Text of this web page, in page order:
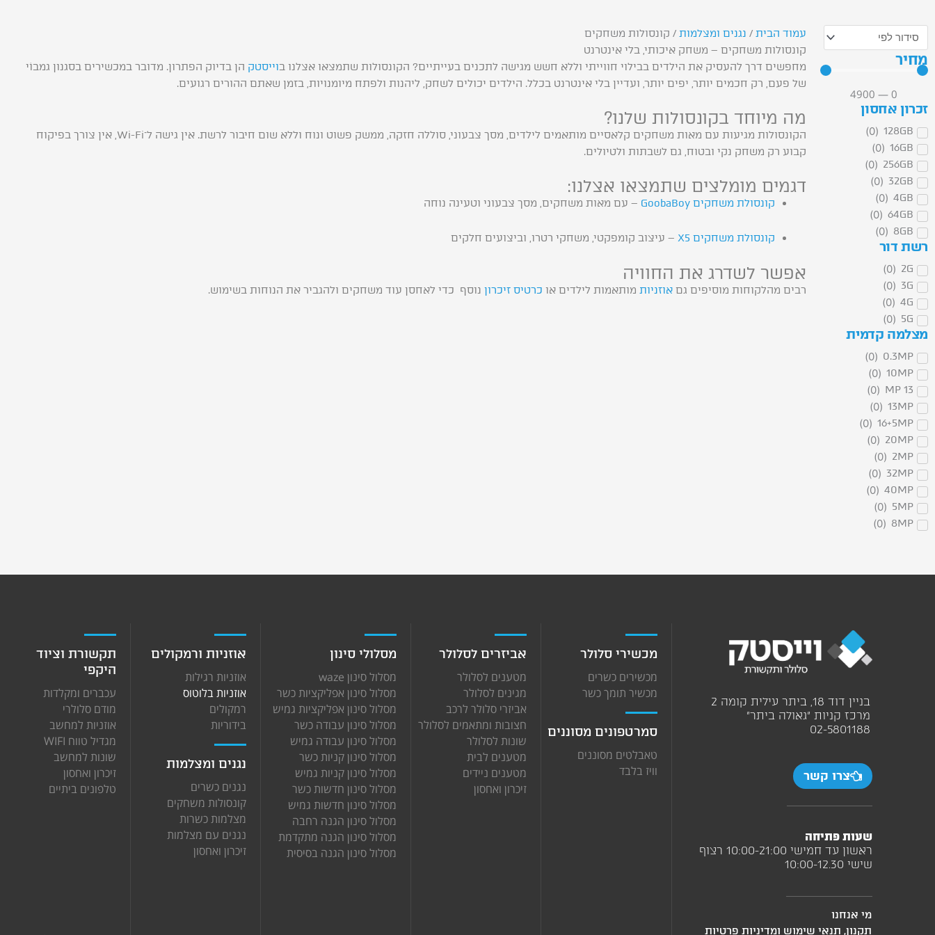
מחיר
0
—
4900
זכרון אחסון
128GB
(
0
)
16GB
(
0
)
256GB
(
0
)
32GB
(
0
)
4GB
(
0
)
64GB
(
0
)
8GB
(
0
)
רשת דור
2G
(
0
)
3G
(
0
)
4G
(
0
)
5G
(
0
)
מצלמה קדמית
0.3MP
(
0
)
10MP
(
0
)
13 MP
(
0
)
13MP
(
0
)
16+5MP
(
0
)
20MP
(
0
)
2MP
(
0
)
32MP
(
0
)
40MP
(
0
)
5MP
(
0
)
8MP
(
0
)
עמוד הבית / נגנים ומצלמות / קונסולות משחקים
קונסולות משחקים – משחק איכותי, בלי אינטרנט
מחפשים דרך להעסיק את הילדים בבילוי חווייתי וללא חשש מגישה לתכנים בעייתיים? הקונסולות שתמצאו אצלנו בוייסטק הן בדיוק הפתרון. מדובר במכשירים בסגנון גמבוֹי
של פעם, רק חכמים יותר, יפים יותר, ועדיין בלי אינטרנט בכלל. הילדים יכולים לשחק, ליהנות ולפתח מיומנויות, בזמן שאתם ההורים רגועים.
מה מיוחד בקונסולות שלנו?
הקונסולות מגיעות עם מאות משחקים קלאסיים מותאמים לילדים, מסך צבעוני, סוללה חזקה, ממשק פשוט ונוח וללא שום חיבור לרשת. אין גישה ל־Wi-Fi, אין צורך בפיקוח
קבוע רק משחק נקי ובטוח, גם לשבתות ולטיולים.
דגמים מומלצים שתמצאו אצלנו:
קונסולת משחקים GoobaBoy – עם מאות משחקים, מסך צבעוני וטעינה נוחה
קונסולת משחקים X5 – עיצוב קומפקטי, משחקי רטרו, וביצועים חלקים
אפשר לשדרג את החוויה
רבים מהלקוחות מוסיפים גםאוזניות מותאמות לילדים או כרטיס זיכרון נוסף כדי לאחסן עוד משחקים ולהגביר את הנוחות בשימוש.
בניין דוד 18, ביתר עילית קומה 2
מרכז קניות "גאולה ביתר"
02-5801188 ‎
צרו קשר
שעות פתיחה
ראשון עד חמישי 10:00-21:00 רצוף
שישי 10:00-12.30
מי אנחנו
תקנון, תנאי שימוש ומדיניות פרטיות
מכשירי סלולר
מכשירים כשרים
מכשיר תומך כשר
סמרטפונים מסוננים
טאבלטים מסוננים
וויז בלבד
אביזרים לסלולר
מטענים לסלולר
מגינים לסלולר
אביזרי סלולר לרכב
חצובות ומתאמים לסלולר
שונות לסלולר
מטענים לבית
מטענים ניידים
זיכרון ואחסון
מסלולי סינון
מסלול סינון waze
מסלול סינון אפליקציות כשר
מסלול סינון אפליקציות גמיש
מסלול סינון עבודה כשר
מסלול סינון עבודה גמיש
מסלול סינון קניות כשר
מסלול סינון קניות גמיש
מסלול סינון חדשות כשר
מסלול סינון חדשות גמיש
מסלול סינון הגנה רחבה
מסלול סינון הגנה מתקדמת
מסלול סינון הגנה בסיסית
אוזניות ורמקולים
אוזניות רגילות
אוזניות בלוטוס
רמקולים
בידוריות
נגנים ומצלמות
נגנים כשרים
קונסולות משחקים
מצלמות כשרות
נגנים עם מצלמות
זיכרון ואחסון
תקשורת וציוד
היקפי
עכברים ומקלדות
מודם סלולרי
אוזניות למחשב
מגדיל טווח WIFI
שונות למחשב
זיכרון ואחסון
טלפונים ביתיים